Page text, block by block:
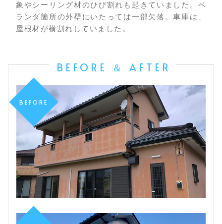
象やシーリング材のひび割れも起きていました。ベ
ランダ箇所の外壁にいたっては一部欠落。車庫は、
屋根材が横割れしていました。
BEFORE ＆ AFTER
BEFORE